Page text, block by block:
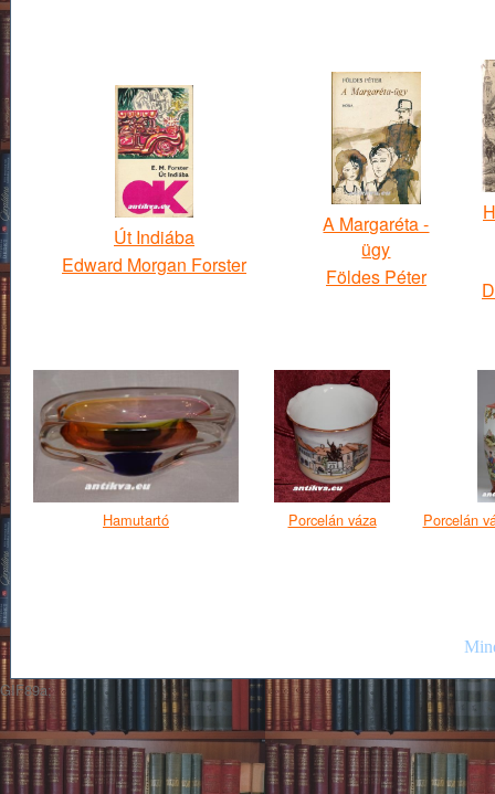
Út Indiába
Edward Morgan Forster
A Margaréta -
ügy
Földes Péter
Hamutartó Porcelán váza Porcelán
GIF89a;